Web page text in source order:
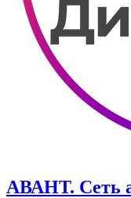
АВАНТ. ​Сеть